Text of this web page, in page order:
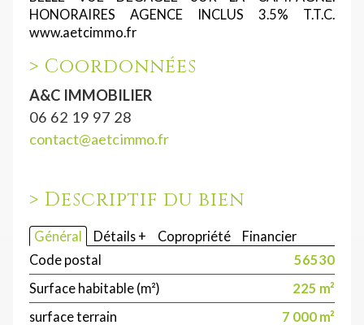
HONORAIRES AGENCE INCLUS 3.5% T.T.C.
www.aetcimmo.fr
> Coordonnées
A&C IMMOBILIER
06 62 19 97 28
contact@aetcimmo.fr
> Descriptif du bien
Général Détails + Copropriété
Financier
Code postal
56530
Surface habitable (m²)
225 m²
surface terrain
7 000 m²